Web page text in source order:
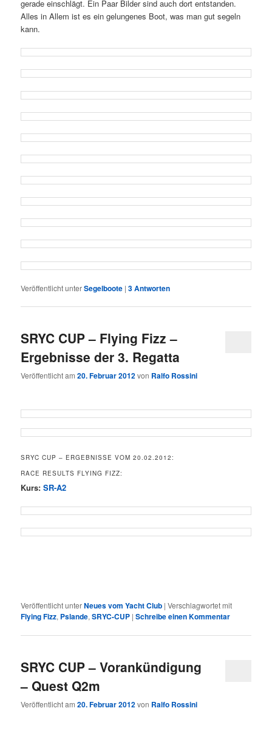
gerade einschlägt. Ein Paar Bilder sind auch dort entstanden.
Alles in Allem ist es ein gelungenes Boot, was man gut segeln
kann.
Veröffentlicht unterSegelboote |3Antworten
SRYC CUP – Flying Fizz –
Ergebnisse der 3. Regatta
Veröffentlicht am20. Februar 2012von Ralfo Rossini
SRYC CUP – ERGEBNISSE VOM 20.02.2012:
RACE RESULTS FLYING FIZZ:
Kurs:SR-A2
Veröffentlicht unterNeues vom Yacht Club |Verschlagwortet mit
Flying Fizz, Pslande,SRYC-CUP |Schreibe einen Kommentar
SRYC CUP – Vorankündigung
– Quest Q2m
Veröffentlicht am20. Februar 2012von Ralfo Rossini